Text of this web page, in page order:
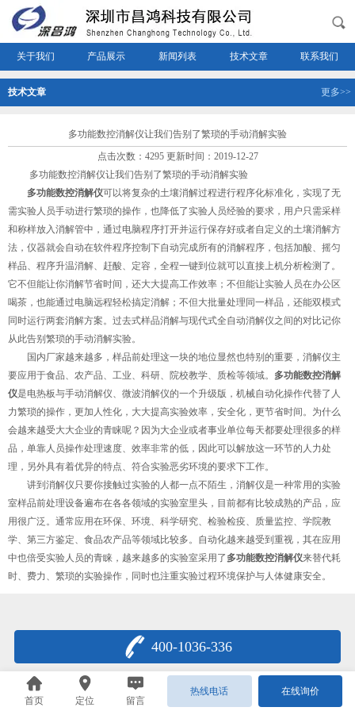
关于我们 产品展示 新闻列表 技术文章 联系我们
技术文章 更多>>
多功能数控消解仪让我们告别了繁琐的手动消解实验
点击次数：4295 更新时间：2019-12-27
多功能数控消解仪让我们告别了繁琐的手动消解实验
多功能数控消解仪可以将复杂的土壤消解过程进行程序化标准化，实现了无
需实验人员手动进行繁琐的操作，也降低了实验人员经验的要求，用户只需采样
和称样放入消解管中，通过电脑程序打开并运行保存好或者自定义的土壤消解方
法，仪器就会自动在软件程序控制下自动完成所有的消解程序，包括加酸、摇匀
样品、程序升温消解、赶酸、定容，全程一键到位就可以直接上机分析检测了。
它不但能让你消解节省时间，还大大提高工作效率；不但能让实验人员在办公区
喝茶，也能通过电脑远程轻松搞定消解；不但大批量处理同一样品，还能双模式
同时运行两套消解方案。过去式样品消解与现代式全自动消解仪之间的对比记你
从此告别繁琐的手动消解实验。
国内厂家越来越多，样品前处理这一块的地位显然也特别的重要，消解仪主
要应用于食品、农产品、工业、科研、院校教学、质检等领域。 多功能数控消解
仪是电热板与手动消解仪、微波消解仪的一个升级版，机械自动化操作代替了人
力繁琐的操作，更加人性化，大大提高实验效率，安全化，更节省时间。为什么
会越来越受大大企业的青睐呢？因为大企业或者事业单位每天都要处理很多的样
品，单靠人员操作处理速度、效率非常的低，因此可以解放这一环节的人力处
理，另外具有着优异的特点、符合实验恶劣环境的要求下工作。
讲到消解仪只要你接触过实验的人都一点不陌生，消解仪是一种常用的实验
室样品前处理设备遍布在各各领域的实验室里头，目前都有比较成熟的产品，应
用很广泛。通常应用在环保、环境、科学研究、检验检疫、质量监控、学院教
学、第三方鉴定、食品农产品等领域比较多。自动化越来越受到重视，其在应用
中也倍受实验人员的青睐，越来越多的实验室采用了 多功能数控消解仪来替代耗
时、费力、繁琐的实验操作，同时也注重实验过程环境保护与人体健康安全。
400-1036-336
首页 定位 留言
热线电话 在线询价